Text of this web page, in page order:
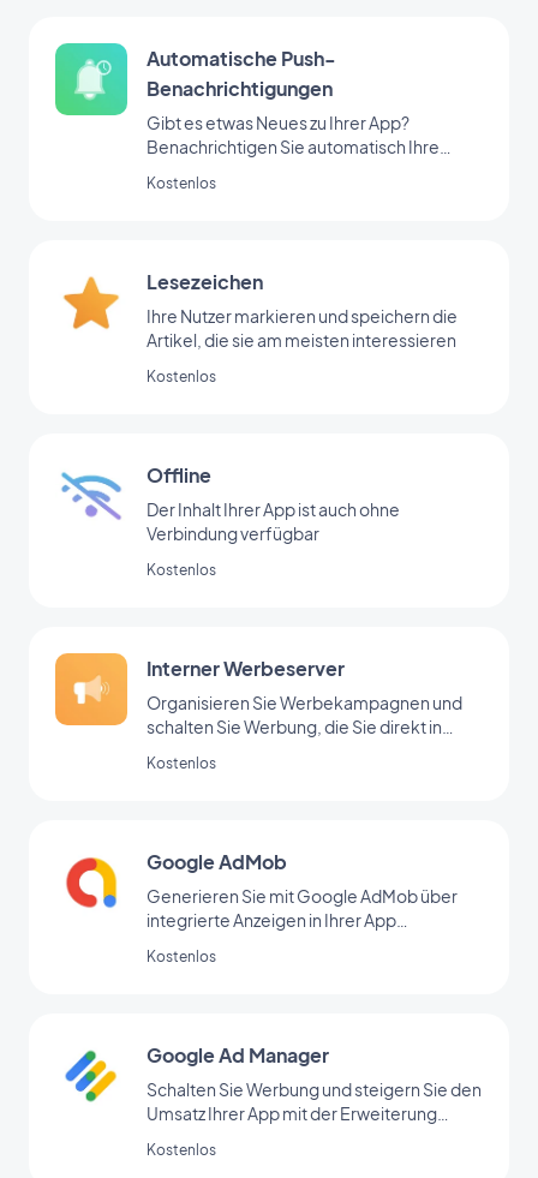
Automatische Push-
Benachrichtigungen
Gibt es etwas Neues zu Ihrer App?
Benachrichtigen Sie automatisch Ihre
Kostenlos
Lesezeichen
Ihre Nutzer markieren und speichern die
Artikel, die sie am meisten interessieren
Kostenlos
Offline
Der Inhalt Ihrer App ist auch ohne
Verbindung verfügbar
Kostenlos
Interner Werbeserver
Organisieren Sie Werbekampagnen und
schalten Sie Werbung, die Sie direkt in
Kostenlos
Google AdMob
Generieren Sie mit Google AdMob über
integrierte Anzeigen in Ihrer App
Kostenlos
Google Ad Manager
Schalten Sie Werbung und steigern Sie den
Umsatz Ihrer App mit der Erweiterung
Kostenlos